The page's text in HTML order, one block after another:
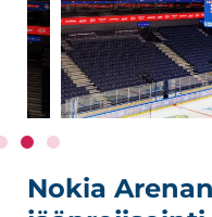
Nokia